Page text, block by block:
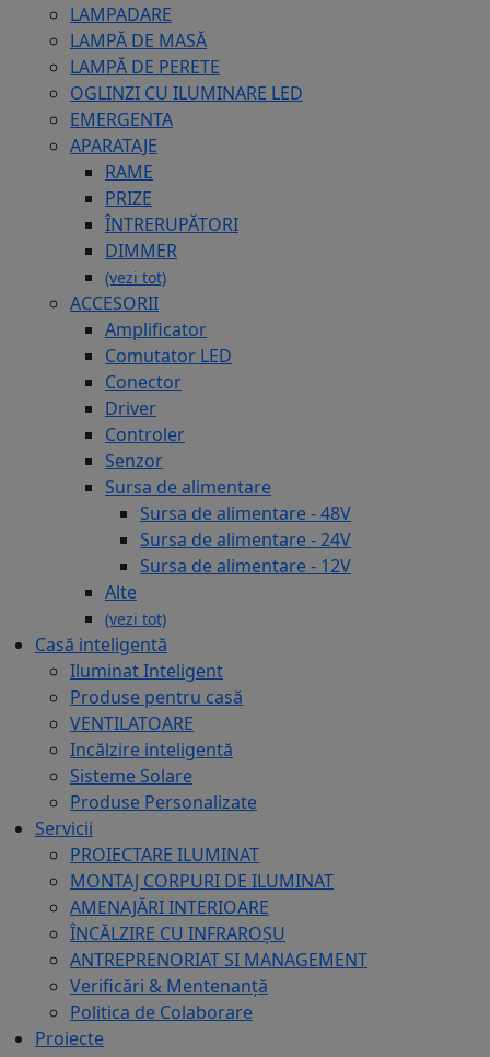
LAMPADARE
LAMPĂ DE MASĂ
LAMPĂ DE PERETE
OGLINZI CU ILUMINARE LED
EMERGENTA
APARATAJE
RAME
PRIZE
ÎNTRERUPĂTORI
DIMMER
(vezi tot)
ACCESORII
Amplificator
Comutator LED
Conector
Driver
Controler
Senzor
Sursa de alimentare
Sursa de alimentare - 48V
Sursa de alimentare - 24V
Sursa de alimentare - 12V
Alte
(vezi tot)
Casă inteligentă
Iluminat Inteligent
Produse pentru casă
VENTILATOARE
Incălzire inteligentă
Sisteme Solare
Produse Personalizate
Servicii
PROIECTARE ILUMINAT
MONTAJ CORPURI DE ILUMINAT
AMENAJĂRI INTERIOARE
ÎNCĂLZIRE CU INFRAROȘU
ANTREPRENORIAT SI MANAGEMENT
Verificări & Mentenanță
Politica de Colaborare
Proiecte